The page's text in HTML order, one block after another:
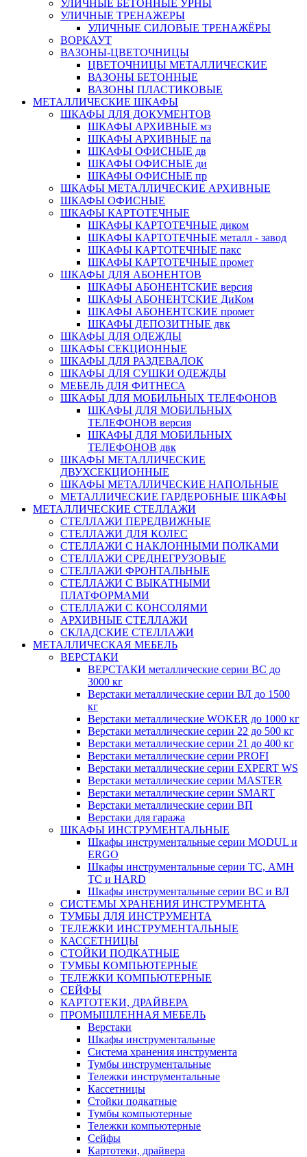
УЛИЧНЫЕ БЕТОННЫЕ УРНЫ
УЛИЧНЫЕ ТРЕНАЖЕРЫ
УЛИЧНЫЕ СИЛОВЫЕ ТРЕНАЖЁРЫ
ВОРКАУТ
ВАЗОНЫ-ЦВЕТОЧНИЦЫ
ЦВЕТОЧНИЦЫ МЕТАЛЛИЧЕСКИЕ
ВАЗОНЫ БЕТОННЫЕ
ВАЗОНЫ ПЛАСТИКОВЫЕ
МЕТАЛЛИЧЕСКИЕ ШКАФЫ
ШКАФЫ ДЛЯ ДОКУМЕНТОВ
ШКАФЫ АРХИВНЫЕ мз
ШКАФЫ АРХИВНЫЕ па
ШКАФЫ ОФИСНЫЕ дв
ШКАФЫ ОФИСНЫЕ ди
ШКАФЫ ОФИСНЫЕ пр
ШКАФЫ МЕТАЛЛИЧЕСКИЕ АРХИВНЫЕ
ШКАФЫ ОФИСНЫЕ
ШКАФЫ КАРТОТЕЧНЫЕ
ШКАФЫ КАРТОТЕЧНЫЕ диком
ШКАФЫ КАРТОТЕЧНЫЕ металл - завод
ШКАФЫ КАРТОТЕЧНЫЕ пакс
ШКАФЫ КАРТОТЕЧНЫЕ промет
ШКАФЫ ДЛЯ АБОНЕНТОВ
ШКАФЫ АБОНЕНТСКИЕ версия
ШКАФЫ АБОНЕНТСКИЕ ДиКом
ШКАФЫ АБОНЕНТСКИЕ промет
ШКАФЫ ДЕПОЗИТНЫЕ двк
ШКАФЫ ДЛЯ ОДЕЖДЫ
ШКАФЫ СЕКЦИОННЫЕ
ШКАФЫ ДЛЯ РАЗДЕВАЛОК
ШКАФЫ ДЛЯ СУШКИ ОДЕЖДЫ
МЕБЕЛЬ ДЛЯ ФИТНЕСА
ШКАФЫ ДЛЯ МОБИЛЬНЫХ ТЕЛЕФОНОВ
ШКАФЫ ДЛЯ МОБИЛЬНЫХ
ТЕЛЕФОНОВ версия
ШКАФЫ ДЛЯ МОБИЛЬНЫХ
ТЕЛЕФОНОВ двк
ШКАФЫ МЕТАЛЛИЧЕСКИЕ
ДВУХСЕКЦИОННЫЕ
ШКАФЫ МЕТАЛЛИЧЕСКИЕ НАПОЛЬНЫЕ
МЕТАЛЛИЧЕСКИЕ ГАРДЕРОБНЫЕ ШКАФЫ
МЕТАЛЛИЧЕСКИЕ СТЕЛЛАЖИ
СТЕЛЛАЖИ ПЕРЕДВИЖНЫЕ
СТЕЛЛАЖИ ДЛЯ КОЛЕС
СТЕЛЛАЖИ С НАКЛОННЫМИ ПОЛКАМИ
СТЕЛЛАЖИ СРЕДНЕГРУЗОВЫЕ
СТЕЛЛАЖИ ФРОНТАЛЬНЫЕ
СТЕЛЛАЖИ С ВЫКАТНЫМИ
ПЛАТФОРМАМИ
СТЕЛЛАЖИ С КОНСОЛЯМИ
АРХИВНЫЕ СТЕЛЛАЖИ
СКЛАДСКИЕ СТЕЛЛАЖИ
МЕТАЛЛИЧЕСКАЯ МЕБЕЛЬ
ВЕРСТАКИ
ВЕРСТАКИ металлические серии ВС до
3000 кг
Верстаки металлические серии ВЛ до 1500
кг
Верстаки металлические WOKER до 1000 кг
Верстаки металлические серии 22 до 500 кг
Верстаки металлические серии 21 до 400 кг
Верстаки металлические серии PROFI
Верстаки металлические серии EXPERT WS
Верстаки металлические серии MASTER
Верстаки металлические серии SMART
Верстаки металлические серии ВП
Верстаки для гаража
ШКАФЫ ИНСТРУМЕНТАЛЬНЫЕ
Шкафы инструментальные серии MODUL и
ERGO
Шкафы инструментальные серии ТС, АМН
ТС и HARD
Шкафы инструментальные серии ВС и ВЛ
СИСТЕМЫ ХРАНЕНИЯ ИНСТРУМЕНТА
ТУМБЫ ДЛЯ ИНСТРУМЕНТА
ТЕЛЕЖКИ ИНСТРУМЕНТАЛЬНЫЕ
КАССЕТНИЦЫ
СТОЙКИ ПОДКАТНЫЕ
ТУМБЫ КОМПЬЮТЕРНЫЕ
ТЕЛЕЖКИ КОМПЬЮТЕРНЫЕ
СЕЙФЫ
КАРТОТЕКИ, ДРАЙВЕРА
ПРОМЫШЛЕННАЯ МЕБЕЛЬ
Верстаки
Шкафы инструментальные
Система хранения инструмента
Тумбы инструментальные
Тележки инструментальные
Кассетницы
Стойки подкатные
Тумбы компьютерные
Тележки компьютерные
Сейфы
Картотеки, драйвера